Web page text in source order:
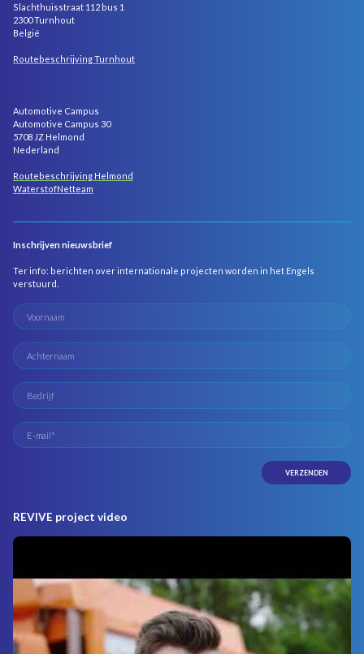
Slachthuisstraat 112 bus 1
2300 Turnhout
België
Routebeschrijving Turnhout
Automotive Campus
Automotive Campus 30
5708 JZ Helmond
Nederland
Routebeschrijving Helmond
WaterstofNetteam
Inschrijven nieuwsbrief
Ter info: berichten over internationale projecten worden in het Engels
verstuurd.
REVIVE project video